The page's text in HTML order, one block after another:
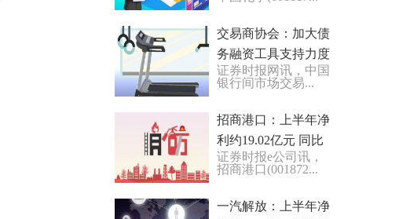
交易商协会：加大债
务融资工具支持力度
促进民营经济健康发
证券时报网讯，中国
银行间市场交易...
招商港口：上半年净
利约19.02亿元 同比
下降4.34%
证券时报e公司讯，
招商港口(001872...
一汽解放：上半年净